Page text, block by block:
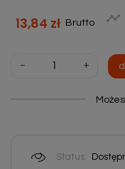
13,84 zł Brutto 
- +
Status: